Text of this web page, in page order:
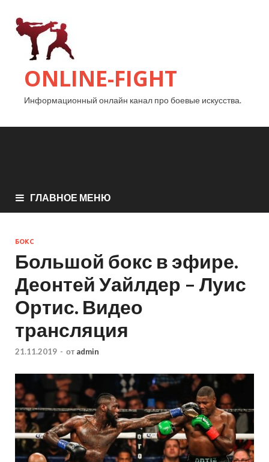
ONLINE-FIGHT
Информационный онлайн канал про боевые искусства.
ГЛАВНОЕ МЕНЮ
БОКС
Большой бокс в эфире.
Деонтей Уайлдер – Луис
Ортис. Видео
трансляция
21.11.2019 - от admin